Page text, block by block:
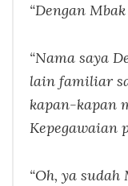
“Dengan
“Nama saya
lain familiar
kapan-kapan
Kepegawaian
“Oh, ya sudah